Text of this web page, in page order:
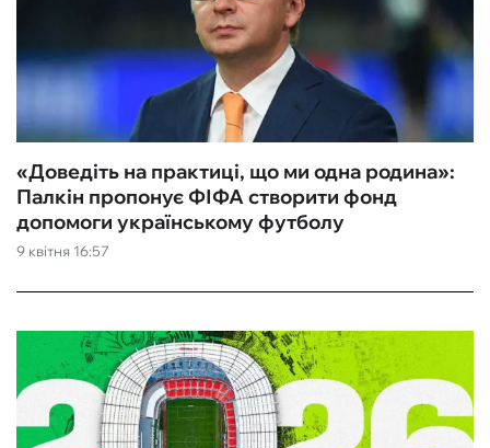
9 квітня 16:57
«Доведіть на практиці, що ми одна родина»:
Палкін пропонує ФІФА створити фонд
допомоги українському футболу